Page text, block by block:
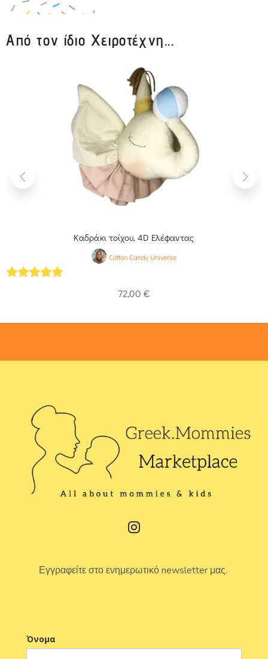
Από τον ίδιο Χειροτέχνη...
Καδράκι τοίχου, 4D Ελέφαντας
Cotton Candy Universe
72,00 €
Εγγραφείτε στο ενημερωτικό newsletter μας.
Όνομα